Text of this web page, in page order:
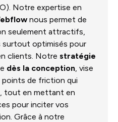
Notre expertise en
nous permet de
seulement attractifs,
surtout optimisés pour
clients. Notre stratégie
dès la conception , vise
points de friction qui
tout en mettant en
pour inciter vos
Grâce à notre